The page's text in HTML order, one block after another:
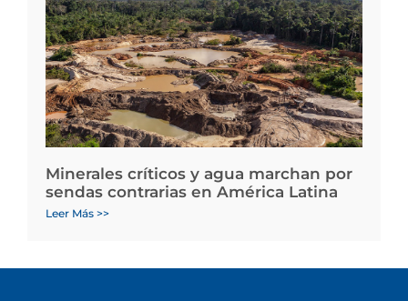
Minerales críticos y agua marchan por
sendas contrarias en América Latina
Leer Más >>